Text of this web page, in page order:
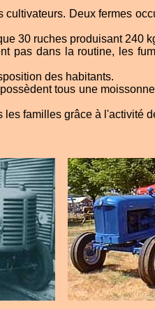
Deux fermes
30 ruches produisant 240
pas dans la routine, les
des habitants.
tous une
familles grâce à l'activité